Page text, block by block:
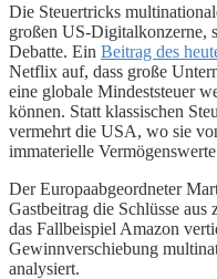
Die Steuertricks
großen US-Digitalkonzerne,
Debatte. Ein Beitrag des
Netflix auf, dass große
eine globale Mindeststeuer
können. Statt klassischen
vermehrt die USA, wo sie
immaterielle
Der Europaabgeordneter
Gastbeitrag die Schlüsse
das Fallbeispiel Amazon
Gewinnverschiebung
analysiert.